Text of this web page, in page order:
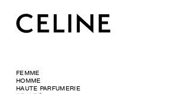
FEMME
HOMME
HAUTE PARFUMERIE